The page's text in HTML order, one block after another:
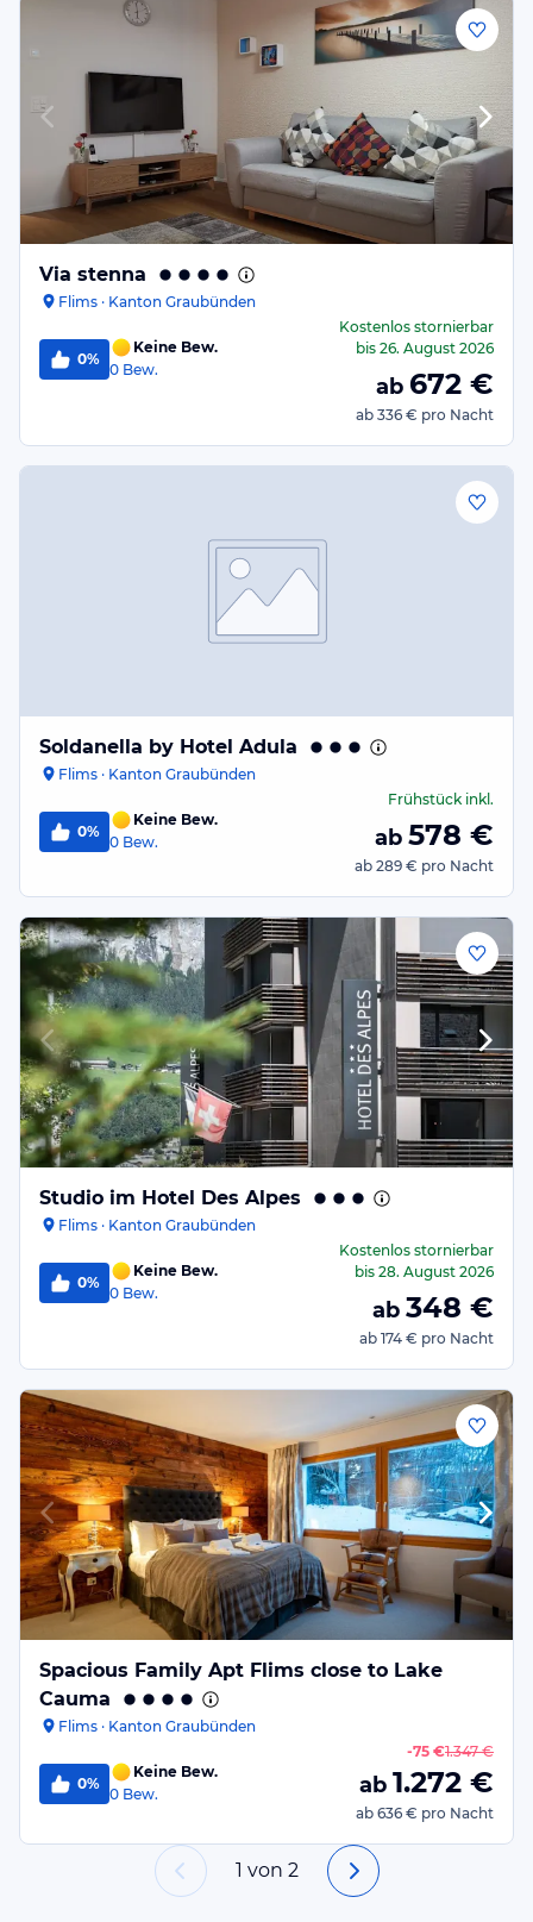
Via stenna
Flims · Kanton Graubünden
0%
Keine Bew.
0 Bew.
Kostenlos stornierbar
bis 26. August 2026
ab 672 €
ab 336 € pro Nacht
Soldanella by Hotel Adula
Flims · Kanton Graubünden
0%
Keine Bew.
0 Bew.
Frühstück inkl.
ab 578 €
ab 289 € pro Nacht
Studio im Hotel Des Alpes
Flims · Kanton Graubünden
0%
Keine Bew.
0 Bew.
Kostenlos stornierbar
bis 28. August 2026
ab 348 €
ab 174 € pro Nacht
Spacious Family Apt Flims close to Lake
Cauma
Flims · Kanton Graubünden
0%
Keine Bew.
0 Bew.
-75 €1.347 €
ab 1.272 €
ab 636 € pro Nacht
1 von 2